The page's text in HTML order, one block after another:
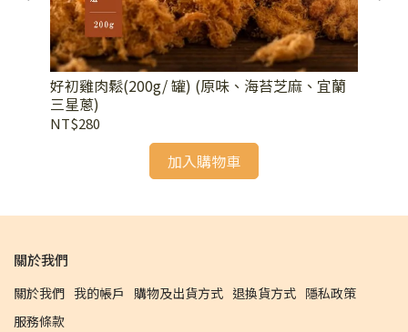
好初雞肉鬆(200g/ 罐) (原味、海苔芝麻、宜蘭
三星蔥)
NT$280
加入購物車
關於我們
關於我們 我的帳戶 購物及出貨方式 退換貨方式 隱私政策
服務條款